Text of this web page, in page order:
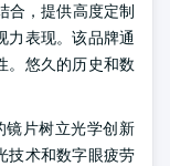
合，提供高度定制
力表现。该品牌通
。悠久的历史和数
镜片树立光学创新
技术和数字眼疲劳